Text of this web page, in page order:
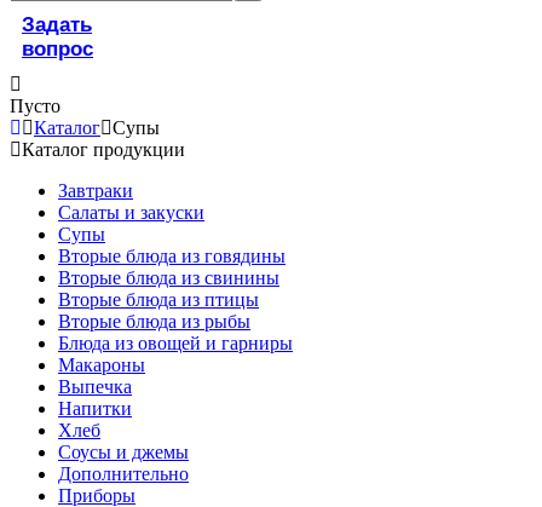
Задать
вопрос
Пусто
Каталог Супы
Каталог продукции
Завтраки
Салаты и закуски
Супы
Вторые блюда из говядины
Вторые блюда из свинины
Вторые блюда из птицы
Вторые блюда из рыбы
Блюда из овощей и гарниры
Макароны
Выпечка
Напитки
Хлеб
Соусы и джемы
Дополнительно
Приборы